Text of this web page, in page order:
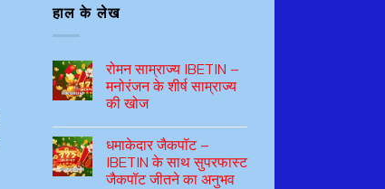
हाल के लेख
रोमन साम्राज्य IBETIN –
मनोरंजन के शीर्ष साम्राज्य
की खोज
धमाकेदार जैकपॉट –
IBETIN के साथ सुपरफास्ट
जैकपॉट जीतने का अनुभव